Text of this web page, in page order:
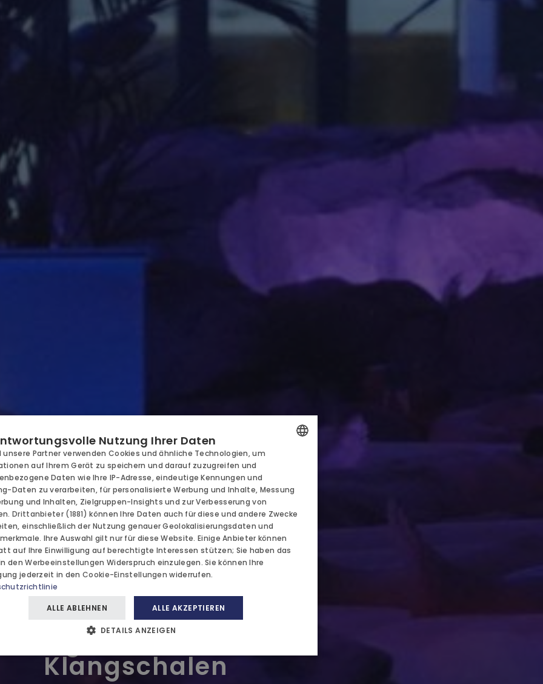
ANGEBOTE UND AKTIONEN
KINDER
BUSINESS
HOCHZEITEN UND FEIERN
AYURVEDA
BLOG
entspannter Abend auf
dem Wasser mit den
Klängen tibetischer
Klangschalen
CZECH
Nutzung Ihrer Daten
unsere Partner verwenden Cookies und ähnliche Technologien, um
auf Ihrem Gerät zu speichern und darauf zuzugreifen und
Daten wie Ihre IP-Adresse, eindeutige Kennungen und
Daten zu verarbeiten, für personalisierte Werbung und Inhalte, Messung
und Inhalten, Zielgruppen-Insights und zur Verbesserung von
Drittanbieter (1881) können Ihre Daten auch für diese und andere Zwecke
einschließlich der Nutzung genauer Geolokalisierungsdaten und
Ihre Auswahl gilt nur für diese Website. Einige Anbieter können
auf Ihre Einwilligung auf berechtigte Interessen stützen; Sie haben das
denWerbeeinstellungen Widerspruch einzulegen. Sie können Ihre
jederzeit in denCookie-Einstellungen widerrufen.
ALLE AKZEPTIEREN
ALLE ABLEHNEN
DETAILS ANZEIGEN